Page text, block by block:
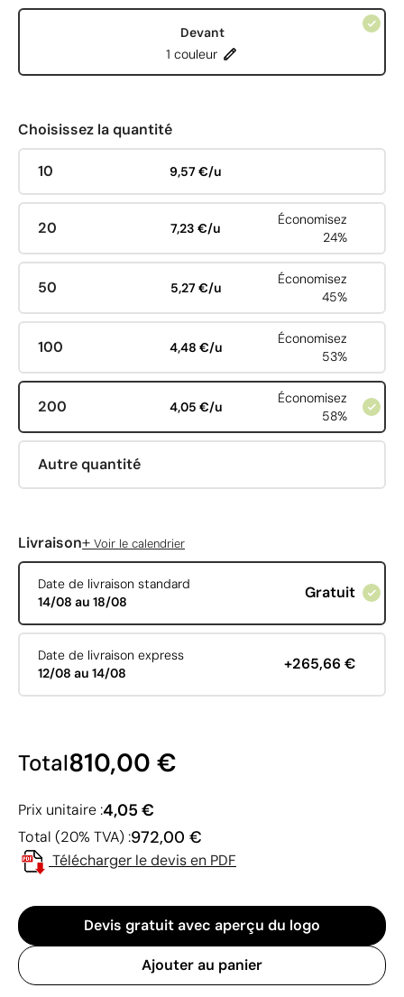
Devant
1 couleur
Choisissez la quantité
10 9,57 €/u
20 7,23 €/u
Économisez
24%
50 5,27 €/u
Économisez
45%
100 4,48 €/u
Économisez
53%
200 4,05 €/u
Économisez
58%
Autre quantité
Livraison+ Voir le calendrier
Date de livraison standard
14/08 au 18/08
Gratuit
Date de livraison express
12/08 au 14/08
+265,66 €
Total810,00 €
Prix unitaire :4,05 €
Total (20% TVA) :972,00 €
Télécharger le devis en PDF
Devis gratuit avec aperçu du logo
Ajouter au panier